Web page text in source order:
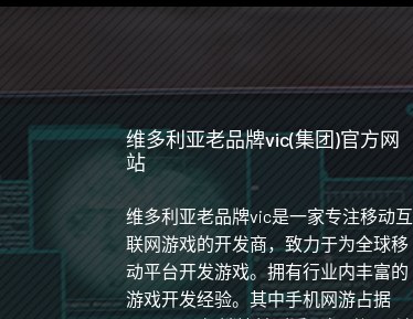
维多利亚老品牌vic(集团)官方网
站
维多利亚老品牌vic是一家专注移动互
联网游戏的开发商，致力于为全球移
动平台开发游戏。拥有行业内丰富的
游戏开发经验。其中手机网游占据